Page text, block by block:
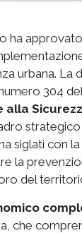
ha
urbana. La
304
alla
siglati con
la
del
che